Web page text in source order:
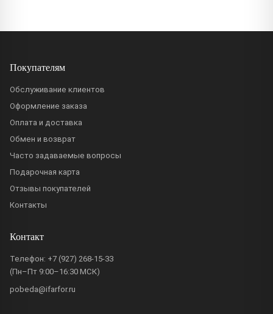
Покупателям
Обслуживание клиентов
Оформление заказа
Оплата и доставка
Обмен и возврат
Часто задаваемые вопросы
Подарочная карта
Отзывы покупателей
Контакты
Контакт
Телефон: +7 (927) 268-15-33
(Пн–Пт 9:00–16:30 МСК)
pobeda@ifarfor.ru